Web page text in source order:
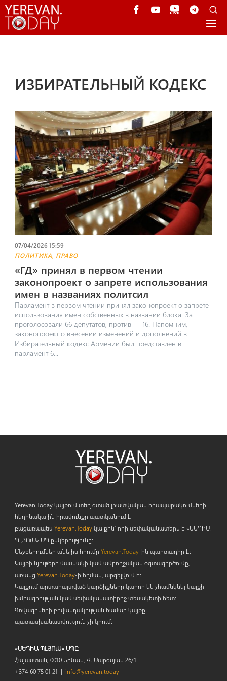
ИЗБИРАТЕЛЬНЫЙ КОДЕКС
07/04/2026 15:59
ПОЛИТИКА, ПРАВО
«ГД» принял в первом чтении
законопроект о запрете использования
имен в названиях политсил
Парламент в первом чтении принял законопроект о запрете
использования имен собственных в названии блока. За
проголосовали 66 депутатов, против — 16. Напомним,
законопроект о внесении изменений и дополнений в
Избирательный кодекс Армении был представлен в
парламент 6...
Yerevan.Today կայքում տեղ գտած լրատվական հրապարակումների
հեղինակային իրավունքը պատկանում է
բացառապես Yerevan.Todayկայքին` որի սեփականատերն է «ՄԵԴԻԱ
ՊԼՅՈւՍ» ՍՊ ընկերությունը։
Մեջբերումներ անելիս հղումը Yerevan.Today-ին պարտադիր է:
Կայքի նյութերի մասնակի կամ ամբողջական օգտագործումը,
առանց Yerevan.Today-ի հղման, արգելվում է:
Կայքում արտահայտված կարծիքները կարող են չհամնկնել կայքի
խմբագրության կամ սեփականատիրոջ տեսակետի հետ:
Գովազդների բովանդակության համար կայքը
պատասխանատվություն չի կրում:
«ՄԵԴԻԱ ՊԼՅՈւՍ» ՍՊԸ
Հայաստան, 0010 Երևան, Վ. Սարգսյան 26/1
+374 60 75 01 21 | info@yerevan.today